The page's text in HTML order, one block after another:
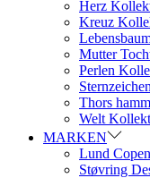
Herz
Kreuz
Mutter
Perlen
Thors
Welt
MARKEN
Lund
Støvring